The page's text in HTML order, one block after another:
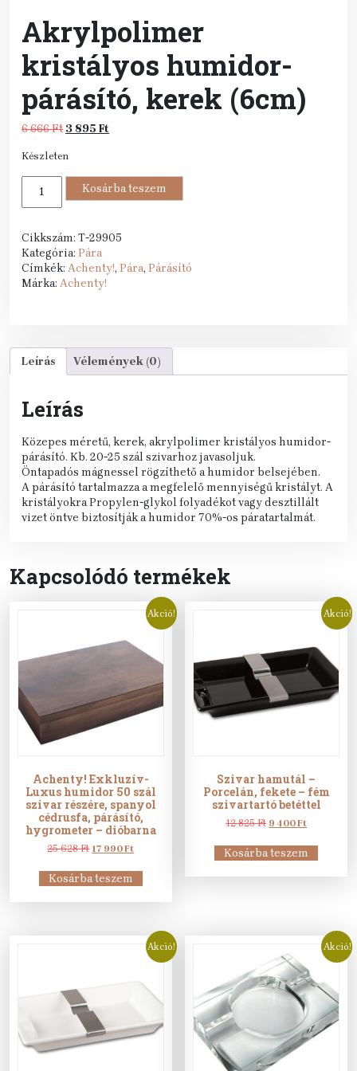
Akrylpolimer
kristályos humidor-
párásító, kerek (6cm)
6 666Ft Original
was:
6
666 Ft.
3 895 FtCurrent
3
895 Ft.
Készleten
Akrylpolimer
kristályos
kerek
(6cm)
mennyiség
Kosárba teszem
Cikkszám: T-29905
Kategória: Pára
Címkék: Achenty!, Pára, Párásító
Márka: Achenty!
Leírás Vélemények (0)
Leírás
Közepes méretű, kerek, akrylpolimer kristályos humidor-
párásító. Kb. 20-25 szál szivarhoz javasoljuk.
Öntapadós mágnessel rögzíthető a humidor belsejében.
A párásító tartalmazza a megfelelő mennyiségű kristályt. A
kristályokra Propylen-glykol folyadékot vagy desztillált
vizet öntve biztosítják a humidor 70%-os páratartalmát.
Kapcsolódó termékek
Akció!
Achenty! Exkluzív-
Luxus humidor 50 szál
szivar részére, spanyol
cédrusfa, párásító,
hygrometer – dióbarna
25 628Ft Original
was:
25
17 990FtCurrent
is:
17
Kosárba teszem
Akció!
Szivar hamutál –
Porcelán, fekete – fém
szivartartó betéttel
12 825Ft Original
was:
12
9 400FtCurrent
is:
9
Kosárba teszem
Akció! Akció!